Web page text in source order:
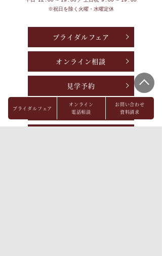
※祝日を除く火曜・水曜定休
ブライダルフェア
オンライン相談
見学予約
資料請求
ブライダルフェア
オンライン
電話相談
お問い合わせ
資料請求